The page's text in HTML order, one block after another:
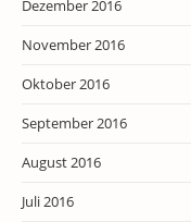
Dezember 2016
November 2016
Oktober 2016
September 2016
August 2016
Juli 2016